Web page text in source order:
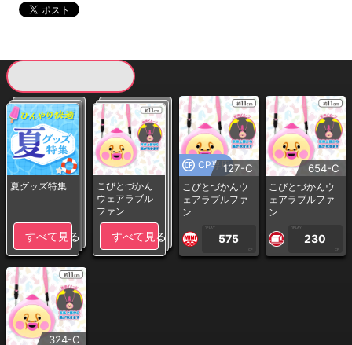
夏グッズ特集
すべて見る
こびとづかん
ウェアラブル
ファン
すべて見る
CP専用127-C
こびとづかんウ
ェアラブルファ
ン
1PLAY
575
CP
654-C
こびとづかんウ
ェアラブルファ
ン
1PLAY
230
CP
324-C